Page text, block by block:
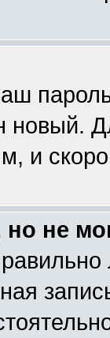
новый.
и
но не